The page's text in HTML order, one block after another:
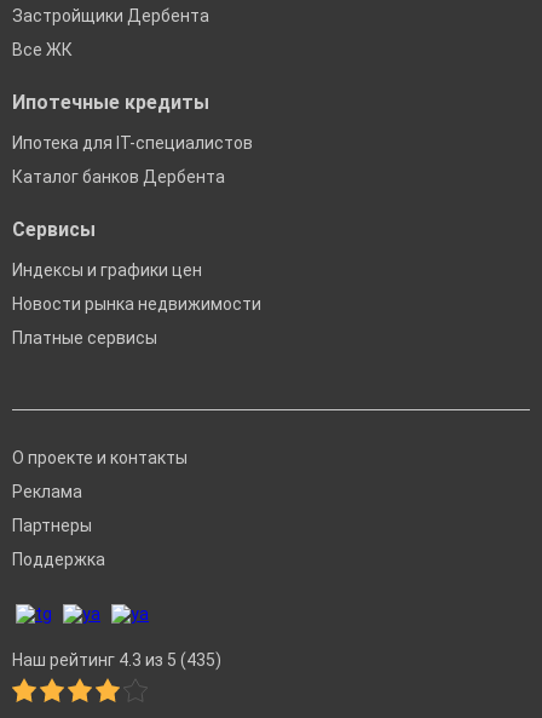
Застройщики Дербента
Все ЖК
Ипотечные кредиты
Ипотека для IT-специалистов
Каталог банков Дербента
Сервисы
Индексы и графики цен
Новости рынка недвижимости
Платные сервисы
О проекте и контакты
Реклама
Партнеры
Поддержка
Наш рейтинг 4.3 из 5 (435)